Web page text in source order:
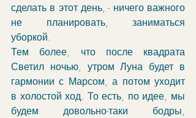
сделать в этот день, - ничего важного
не планировать, заниматься
уборкой.
Тем более, что после квадрата
Светил ночью, утром Луна будет в
гармонии с Марсом, а потом уходит
в холостой ход. То есть, по идее, мы
будем довольно-таки бодры,